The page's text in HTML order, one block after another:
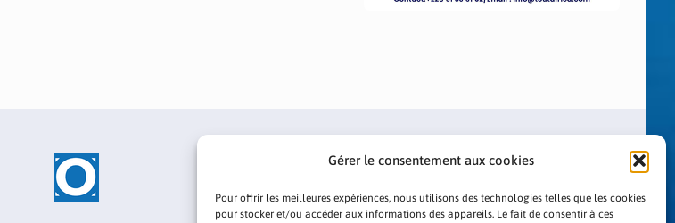
Gérer le consentement aux cookies
Pour offrir les meilleures expériences, nous utilisons des technologies telles que les cookies
pour stocker et/ou accéder aux informations des appareils. Le fait de consentir à ces